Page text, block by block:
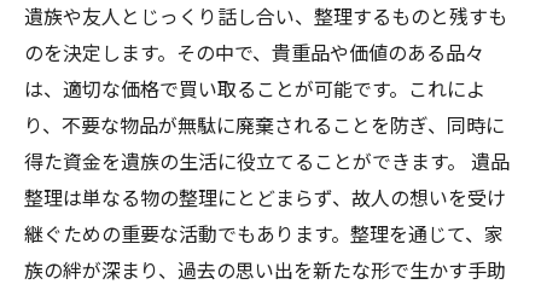
遺族や友人とじっくり話し合い、整理するものと残すも
のを決定します。その中で、貴重品や価値のある品々
は、適切な価格で買い取ることが可能です。これによ
り、不要な物品が無駄に廃棄されることを防ぎ、同時に
得た資金を遺族の生活に役立てることができます。 遺品
整理は単なる物の整理にとどまらず、故人の想いを受け
継ぐための重要な活動でもあります。整理を通じて、家
族の絆が深まり、過去の思い出を新たな形で生かす手助